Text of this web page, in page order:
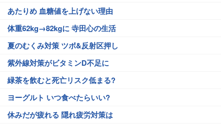
あたりめ 血糖値を上げない理由
体重62kg→82kgに 寺田心の生活
夏のむくみ対策 ツボ&反射区押し
紫外線対策がビタミンD不足に
緑茶を飲むと死亡リスク低まる?
ヨーグルト いつ食べたらいい?
休みだが疲れる 隠れ疲労対策は